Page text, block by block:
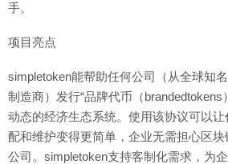
手。
项目亮点
simpletoken能帮助任何公司（从全球知
制造商）发行“品牌代币（brandedtokens
动态的经济生态系统。使用该协议可以
配和维护变得更简单，企业无需担心区
公司。simpletoken支持客制化需求，为